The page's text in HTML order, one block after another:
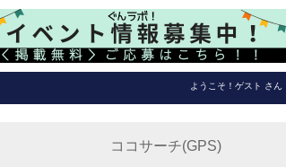
ようこそ！ ゲスト さん
ココサーチ(GPS)